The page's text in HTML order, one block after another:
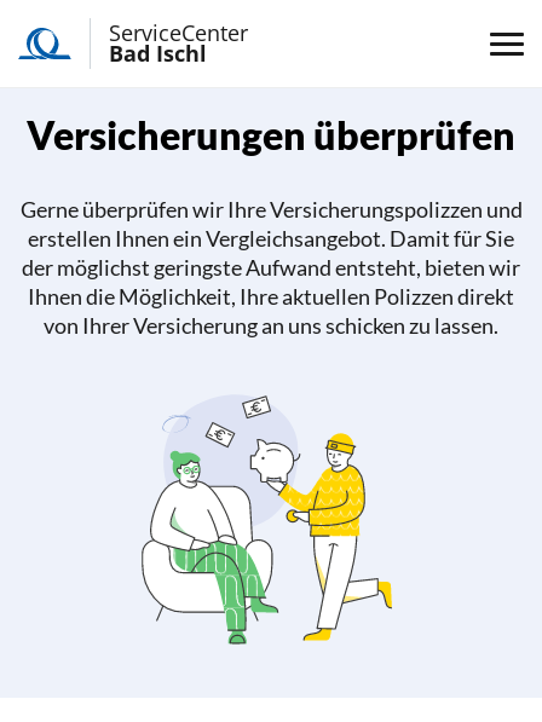
ServiceCenter
Bad Ischl
Versicherungen überprüfen
Gerne überprüfen wir Ihre Versicherungspolizzen und
erstellen Ihnen ein Vergleichsangebot. Damit für Sie
der möglichst geringste Aufwand entsteht, bieten wir
Ihnen die Möglichkeit, Ihre aktuellen Polizzen direkt
von Ihrer Versicherung an uns schicken zu lassen.